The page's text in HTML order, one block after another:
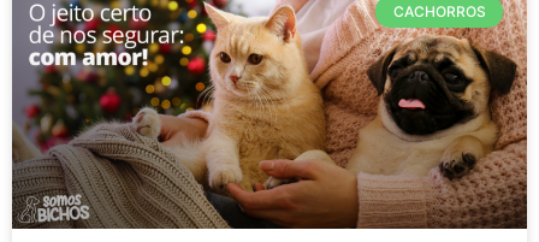
CACHORROS